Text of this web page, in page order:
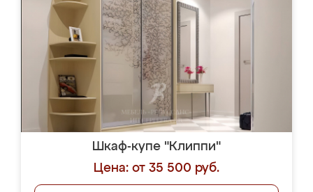
Шкаф-купе "Клиппи"
Цена: от 35 500 руб.